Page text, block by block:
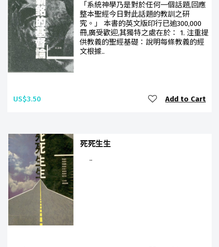
「系統神學乃是對於任何一個話題,回應
整本聖經今日對此話題的教訓之研
究。」 本書的英文版印行已逾300,000
冊,廣受歡迎,其獨特之處在於： 1. 注重提
供教義的聖經基礎：說明每條教義的經
文根據..
US$3.50 Add to Cart
死死生生
..